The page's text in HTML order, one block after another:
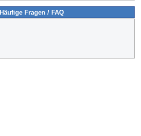
Häufige Fragen / FAQ